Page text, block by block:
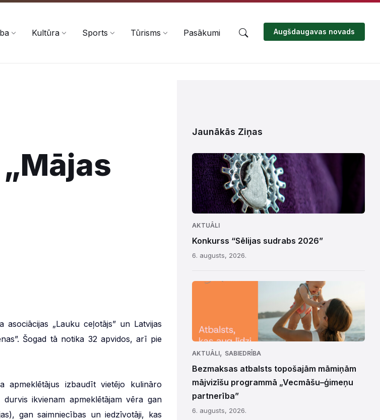
Kultūra Sports Tūrisms Pasākumi Augšdaugavas novads
„Lauku ceļotājs” un Latvijas
Šogad tā notika 32 apvidos, arī pie
apmeklētājus izbaudīt vietējo kulināro
ikvienam apmeklētājam vēra gan
gan saimniecības un iedzīvotāji, kas
Jaunākās Ziņas
AKTUĀLI
Konkurss “Sēlijas sudrabs 2026”
6. augusts, 2026.
AKTUĀLI, SABIEDRĪBA
Bezmaksas atbalsts topošajām māmiņām
mājvizīšu programmā „Vecmāšu–ģimeņu
partnerība”
6. augusts, 2026.